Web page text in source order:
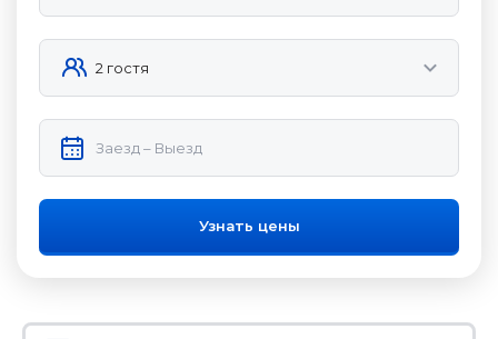
Узнать цены